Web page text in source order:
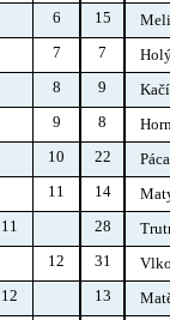
6 15
7 7
8 9
9 8
10 22
11 14
11 28
12 31
12 13